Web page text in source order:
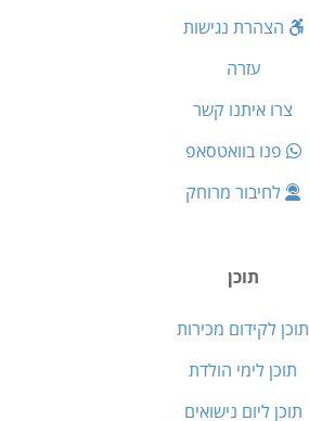
הצהרת נגישות
עזרה
צרו איתנו קשר
פנו בוואטסאפ
לחיבור מרוחק
תוכן
תוכן לקידום מכירות
תוכן לימי הולדת
תוכן ליום נישואים